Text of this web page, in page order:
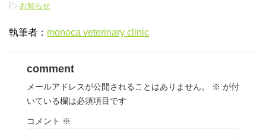
-お知らせ
執筆者： monoca veterinary clinic
comment
メールアドレスが公開されることはありません。 ※ が付
いている欄は必須項目です
コメント ※